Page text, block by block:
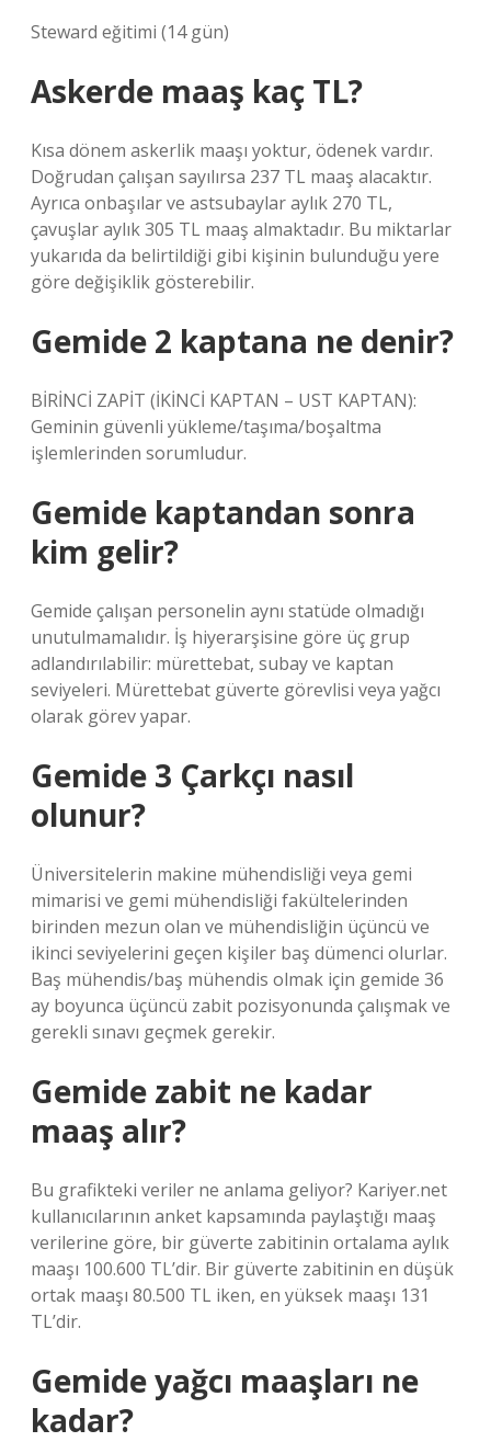
Steward eğitimi (14 gün)
Askerde maaş kaç TL?
Kısa dönem askerlik maaşı yoktur, ödenek vardır.
Doğrudan çalışan sayılırsa 237 TL maaş alacaktır.
Ayrıca onbaşılar ve astsubaylar aylık 270 TL,
çavuşlar aylık 305 TL maaş almaktadır. Bu miktarlar
yukarıda da belirtildiği gibi kişinin bulunduğu yere
göre değişiklik gösterebilir.
Gemide 2 kaptana ne denir?
BİRİNCİ ZAPİT (İKİNCİ KAPTAN – UST KAPTAN):
Geminin güvenli yükleme/taşıma/boşaltma
işlemlerinden sorumludur.
Gemide kaptandan sonra
kim gelir?
Gemide çalışan personelin aynı statüde olmadığı
unutulmamalıdır. İş hiyerarşisine göre üç grup
adlandırılabilir: mürettebat, subay ve kaptan
seviyeleri. Mürettebat güverte görevlisi veya yağcı
olarak görev yapar.
Gemide 3 Çarkçı nasıl
olunur?
Üniversitelerin makine mühendisliği veya gemi
mimarisi ve gemi mühendisliği fakültelerinden
birinden mezun olan ve mühendisliğin üçüncü ve
ikinci seviyelerini geçen kişiler baş dümenci olurlar.
Baş mühendis/baş mühendis olmak için gemide 36
ay boyunca üçüncü zabit pozisyonunda çalışmak ve
gerekli sınavı geçmek gerekir.
Gemide zabit ne kadar
maaş alır?
Bu grafikteki veriler ne anlama geliyor? Kariyer.net
kullanıcılarının anket kapsamında paylaştığı maaş
verilerine göre, bir güverte zabitinin ortalama aylık
maaşı 100.600 TL’dir. Bir güverte zabitinin en düşük
ortak maaşı 80.500 TL iken, en yüksek maaşı 131
TL’dir.
Gemide yağcı maaşları ne
kadar?